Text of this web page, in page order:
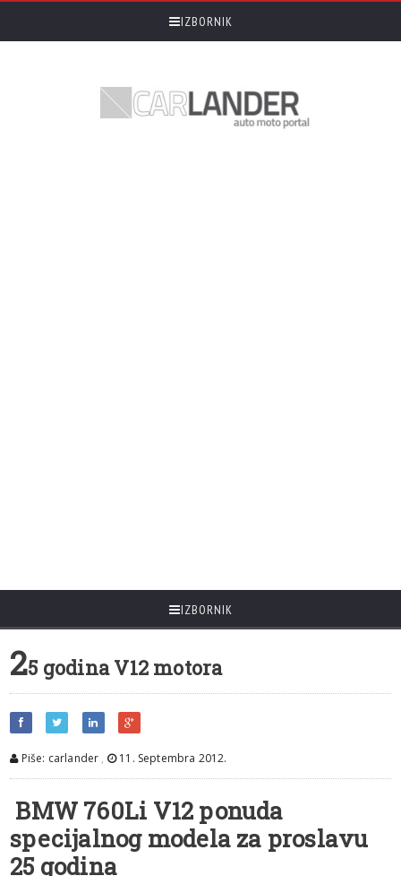
IZBORNIK
IZBORNIK
25 godina V12 motora
Piše: carlander , 11. Septembra 2012.
BMW 760Li V12 ponuda
specijalnog modela za proslavu
25 godina